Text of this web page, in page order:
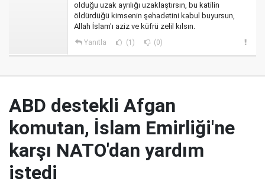
olduğu uzak ayrılığı uzaklaştırsın, bu katilin
öldürdüğü kimsenin şehadetini kabul buyursun,
Allah İslam'ı aziz ve küfrü zelil kılsın.
Yanıtla (1) (0)
ABD destekli Afgan
komutan, İslam Emirliği'ne
karşı NATO'dan yardım
istedi